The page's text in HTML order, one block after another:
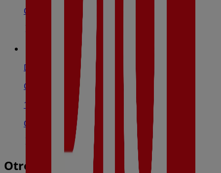
Cerrado
Dia
Calle Zubiaurre, 30, Ermua
10.8 km
Cerrado
Otros negocios de Hiper-